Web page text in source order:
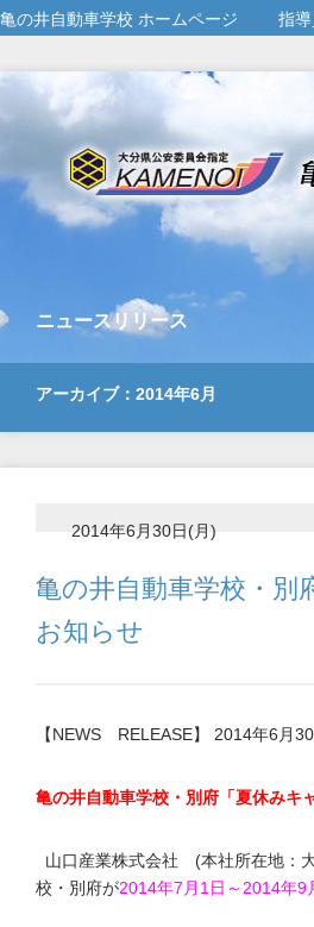
亀の井自動車学校 ホームページ 指
ニュースリリース
アーカイブ：2014年6月
2014年6月30日(月)
亀の井自動車学校・別
お知らせ
【NEWS RELEASE】 2014年6月
亀の井自動車学校・別府「夏休みキ
山口産業株式会社 (本社所在地：
校・別府が2014年7月1日～2014年9